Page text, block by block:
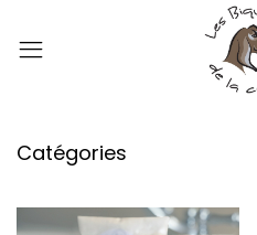
Catégories